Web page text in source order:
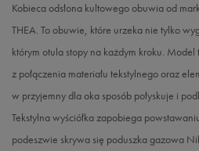
38,5 24,5 cm
25 cm
40 25,5 cm
40,5 26 cm
Kobieca odsłona kultowego obuwia od
THEA. To obuwie, które urzeka nie tylko
którym otula stopy na każdym kroku.
z połączenia materiału tekstylnego oraz
w przyjemny dla oka sposób połyskuje i
Tekstylna wyściółka zapobiega
podeszwie skrywa się poduszka gazowa